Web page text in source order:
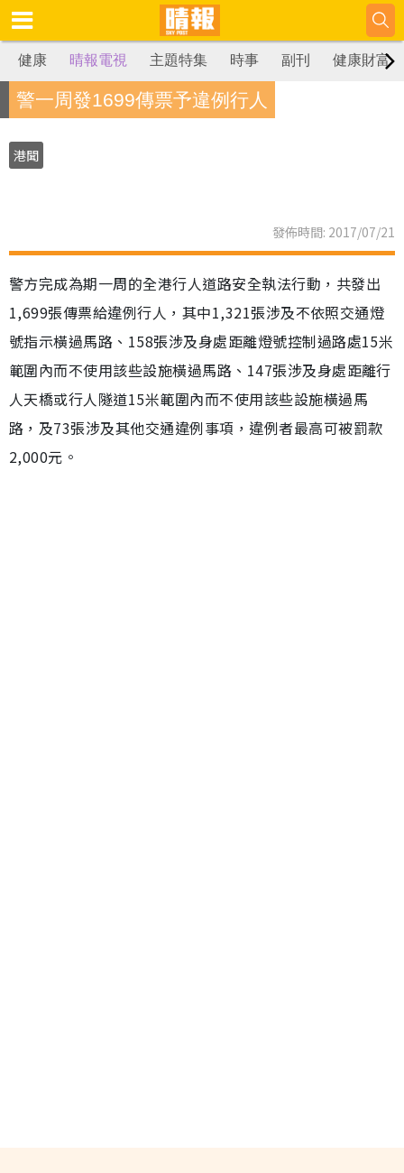
健康 晴報電視 主題特集 時事 副刊 健康財富
警一周發1699傳票予違例行人
港聞
發佈時間: 2017/07/21
警方完成為期一周的全港行人道路安全執法行動，共發出
1,699張傳票給違例行人，其中1,321張涉及不依照交通燈
號指示橫過馬路、158張涉及身處距離燈號控制過路處15米
範圍內而不使用該些設施橫過馬路、147張涉及身處距離行
人天橋或行人隧道15米範圍內而不使用該些設施橫過馬
路，及73張涉及其他交通違例事項，違例者最高可被罰款
2,000元。